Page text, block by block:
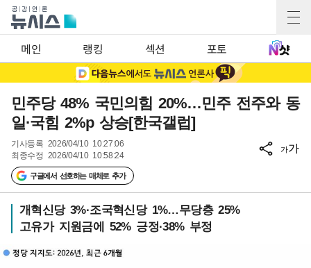
메인 랭킹 섹션 포토
민주당 48% 국민의힘 20%…민주 전주와 동
일·국힘 2%p 상승[한국갤럽]
기사등록 2026/04/10 10:27:06
최종수정 2026/04/10 10:58:24
구글에서 선호하는 매체로 추가
가가
개혁신당 3%·조국혁신당 1%…무당층 25%
고유가 지원금에 52% 긍정·38% 부정